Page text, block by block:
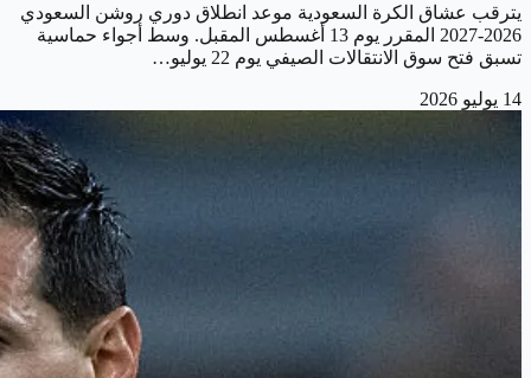
يترقب عشاق الكرة السعودية موعد انطلاق دوري روشن السعودي
2026-2027 المقرر يوم 13 أغسطس المقبل. وسط أجواء حماسية
تسبق فتح سوق الانتقالات الصيفي يوم 22 يوليو…
14 يوليو 2026